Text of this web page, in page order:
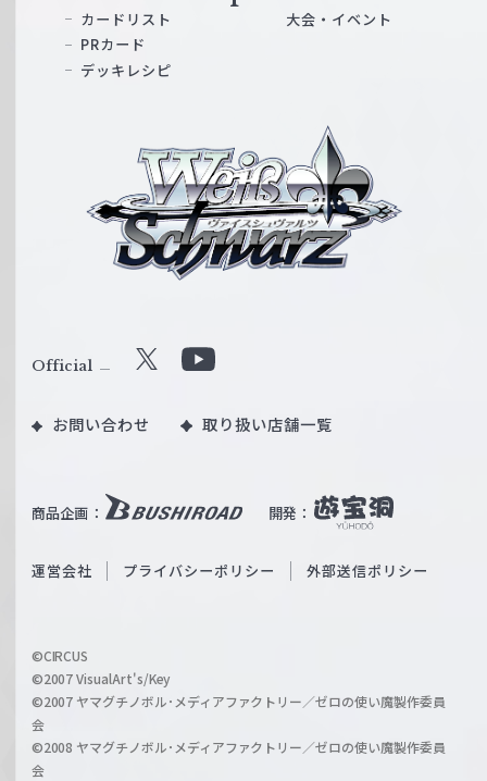
ス
ル
W
ß
c
a
r
z
カードリスト
PRカード
デッキレシピ
大会・イベント
商品企画： 開発：
Official X
u
b
O
i
l
お問い合わせ 取り扱い店舗一覧
運営会社 プライバシーポリシー 外部送信ポリシー
©CIRCUS
©2007 VisualArt's/Key
©2007 ヤマグチノボル･メディアファクトリー／ゼロの使い魔製作委員
会
©2008 ヤマグチノボル･メディアファクトリー／ゼロの使い魔製作委員
会